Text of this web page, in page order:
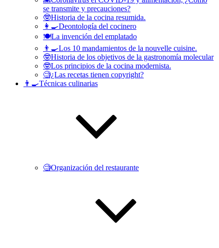
se transmite y precauciones?
🤓Historia de la cocina resumida.
👩‍🍳Deontología del cocinero
🍽La invención del emplatado
👨‍🍳Los 10 mandamientos de la nouvelle cuisine.
🤓Historia de los objetivos de la gastronomía molecular
🤓Los principios de la cocina modernista.
🧐¿Las recetas tienen copyright?
👨‍🍳Técnicas culinarias
🧐Organización del restaurante